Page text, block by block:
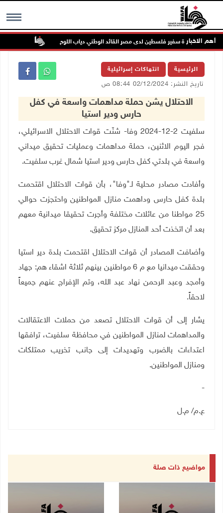
MENU أهم الاخباروفاة سفير فلسطين لدى مصر القائد الوطني دياب اللوح
الرئيسية انتهاكات إسرائيلية
تاريخ النشر: 02/12/2024 08:44 ص
الاحتلال يشن حملة مداهمات واسعة في كفل
حارس ودير استيا
سلفيت 2-12-2024 وفا- شنّت قوات الاحتلال الاسرائيلي،
فجر اليوم الاثنين، حملة مداهمات وعمليات تحقيق ميداني
واسعة في بلدتي كفل حارس ودير استيا شمال غرب سلفيت.
وأفادت مصادر محلية لـ"وفا"، بأن قوات الاحتلال اقتحمت
بلدة كفل حارس وداهمت منازل المواطنين واحتجزت حوالي
25 مواطنا من عائلات مختلفة وأجرت تحقيقا ميدانية معهم
بعد أن اتخذت أحد المنازل مركز تحقيق.
وأضافت المصادر أن قوات الاحتلال اقتحمت بلدة دير استيا
وحققت ميدانيا مع م 6 مواطنين بينهم ثلاثة اشقاء هم: جهاد
وأمجد وعبد الرحمن نهاد عبد الله، وتم الإفراج عنهم جميعاً
لاحقاً.
يشار إلى أن قوات الاحتلال تصعد من حملات الاعتقالات
والمداهمات لمنازل المواطنين في محافظة سلفيت، ترافقها
اعتداءات بالضرب وتهديدات إلى جانب تخريب ممتلكات
ومنازل المواطنين.
-
ع.م/ م.ل
مواضيع ذات صلة